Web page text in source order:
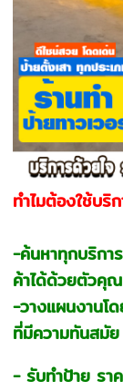
ทำไมต้องใช้บริ
-ค้นหาทุกบริกา
ค้าได้ด้วยตัวคุ
-วางแผนงานโ
ที่มีความทันสมั
- รับทำป้าย รา